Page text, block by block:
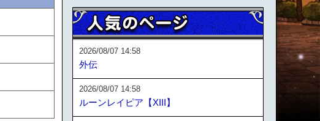
2026/08/07 14:58
外伝
2026/08/07 14:58
ルーンレイピア【XIII】